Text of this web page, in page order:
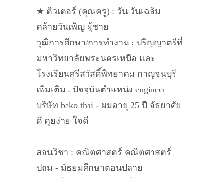
★ ติวเตอร์ (คุณครู) : วัน วันเฉลิม
คล้ายวันเพ็ญ ผู้ชาย
วุฒิการศึกษา/การทำงาน : ปริญญาตรีที่
มหาวิทยาลัยพระนครเหนือ และ
โรงเรียนศรีสวัสดิ์พิทยาคม กาญจนบุรี
เพิ่มเติม : ปัจจุบันตำแหน่ง engineer
บริษัท beko thai - ผมอายุ 25 ปี อัธยาศัย
ดี คุยง่าย ใจดี
สอนวิชา : คณิตศาสตร์ คณิตศาสตร์
ปถม - มัธยมศึกษาตอนปลาย